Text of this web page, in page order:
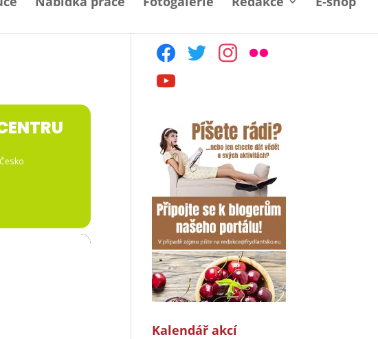
facebooktwitter instagram
flickr
youtube
Kalendář akcí